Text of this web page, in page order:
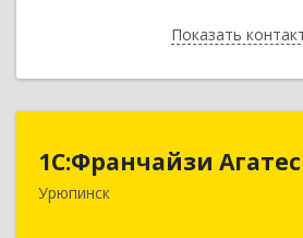
ПоказатьНазад
1С:Франчайзи Агатес
Урюпинск
403113, Волгоградская обл,